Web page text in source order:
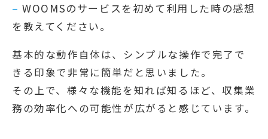
– WOOMSのサービスを初めて利用した時の感想
を教えてください。
基本的な動作自体は、シンプルな操作で完了で
きる印象で非常に簡単だと思いました。
その上で、様々な機能を知れば知るほど、収集業
務の効率化への可能性が広がると感じています。